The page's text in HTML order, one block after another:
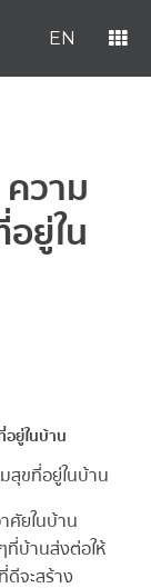
EN
วาม
ยู่ใน
ยู่ในบ้าน
สุขที่อยู่ในบ้าน
ศัยในบ้าน
ที่บ้านส่งต่อให้
ดีจะสร้าง